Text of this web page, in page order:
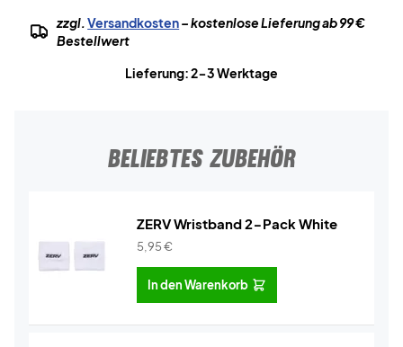
zzgl.Versandkosten– kostenlose Lieferung ab 99 €
Bestellwert
Lieferung: 2-3 Werktage
BELIEBTES ZUBEHÖR
ZERV Wristband 2-Pack White
5,95€
In den Warenkorb